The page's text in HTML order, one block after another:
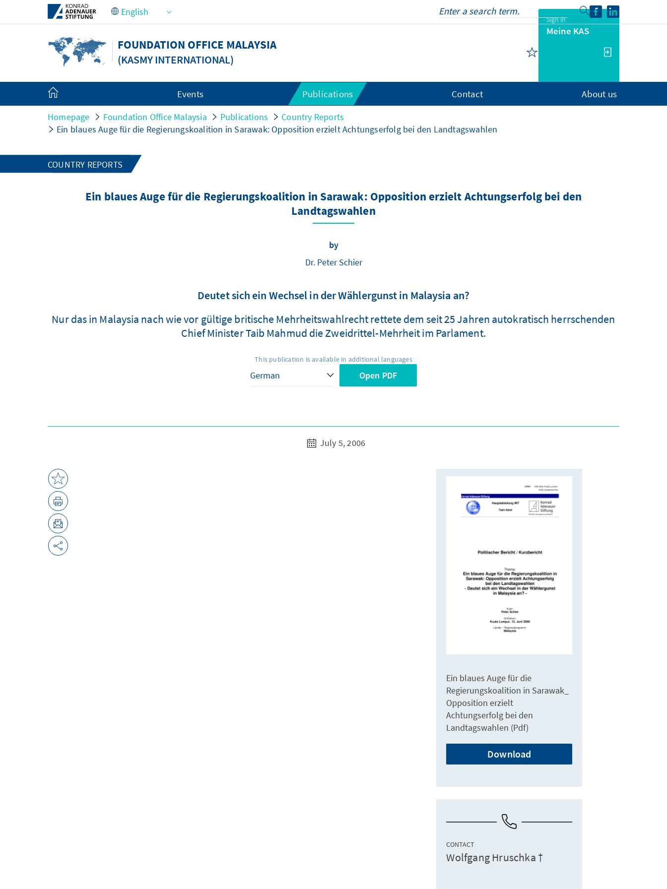
Skip to Main Content
FOUNDATION OFFICE MALAYSIA
(KASMY INTERNATIONAL)
Sign in
Meine KAS
Events Publications Contact About us
Homepage Foundation Office Malaysia Publications
Country Reports
Ein blaues Auge für die Regierungskoalition in Sarawak: Opposition erzielt Achtungserfolg bei den Landtagswahlen
COUNTRY REPORTS
Ein blaues Auge für die Regierungskoalition in Sarawak: Opposition erzielt Achtungserfolg bei den
Landtagswahlen
by
Dr. Peter Schier
Deutet sich ein Wechsel in der Wählergunst in Malaysia an?
Nur das in Malaysia nach wie vor gültige britische Mehrheitswahlrecht rettete dem seit 25 Jahren autokratisch herrschenden
Chief Minister Taib Mahmud die Zweidrittel-Mehrheit im Parlament.
This publication is available in additional languages
Open PDF
July 5, 2006
Ein blaues Auge für die
Regierungskoalition in Sarawak_
Opposition erzielt
Achtungserfolg bei den
Landtagswahlen (Pdf)
Download
CONTACT
Wolfgang Hruschka †